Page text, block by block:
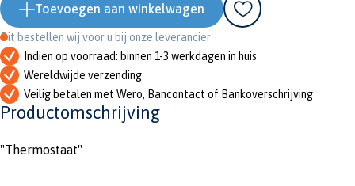
Toevoegen aan winkelwagen
Dit bestellen wij voor u bij onze leverancier
Indien op voorraad: binnen 1-3 werkdagen in huis
Wereldwijde verzending
Veilig betalen met Wero, Bancontact of Bankoverschrijving
Productomschrijving
"Thermostaat"